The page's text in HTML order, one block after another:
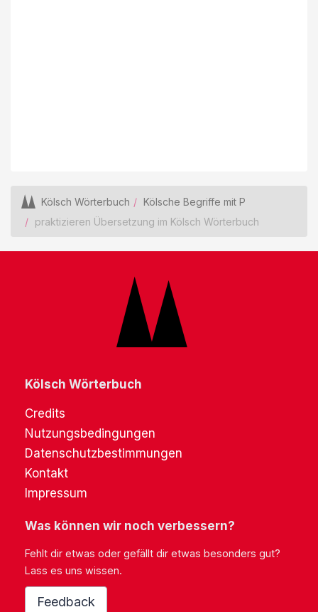
Kölsch Wörterbuch
Kölsche Begriffe mit P
praktizieren Übersetzung im Kölsch Wörterbuch
Kölsch Wörterbuch
Credits
Nutzungsbedingungen
Datenschutzbestimmungen
Kontakt
Impressum
Was können wir noch verbessern?
Fehlt dir etwas oder gefällt dir etwas besonders gut?
Lass es uns wissen.
Feedback